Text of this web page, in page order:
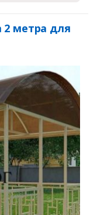
2 метра для